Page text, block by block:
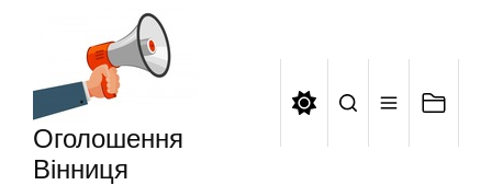
Оголошення
Вінниця